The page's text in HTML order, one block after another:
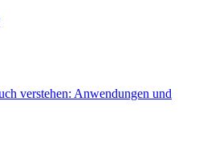
verstehen: Anwendungen und